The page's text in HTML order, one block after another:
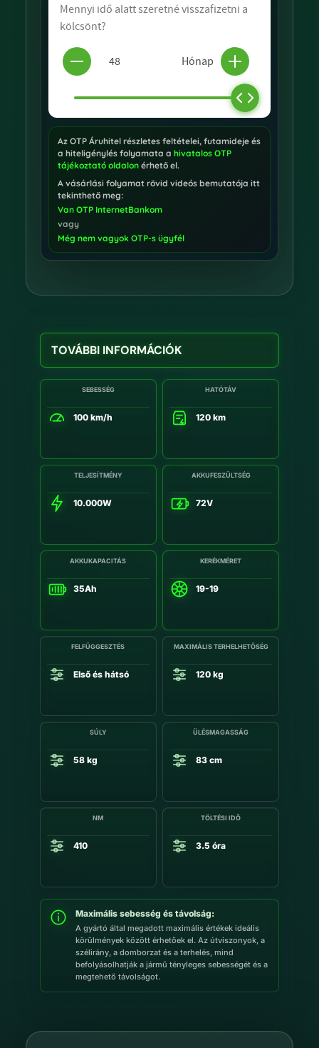
Az OTP Áruhitel részletes feltételei, futamideje és
a hiteligénylés folyamata a hivatalos OTP
tájékoztató oldalonérhető el.
A vásárlási folyamat rövid videós bemutatója itt
tekinthető meg:
Van OTP InternetBankom
vagy
Még nem vagyok OTP-s ügyfél
TOVÁBBI INFORMÁCIÓK
SEBESSÉG
100 km/h
HATÓTÁV
120 km
TELJESÍTMÉNY
10.000W
AKKUFESZÜLTSÉG
72V
AKKUKAPACITÁS
35Ah
KERÉKMÉRET
19-19
FELFÜGGESZTÉS
Első és hátsó
MAXIMÁLIS TERHELHETŐSÉG
120 kg
SÚLY
58 kg
ÜLÉSMAGASSÁG
83 cm
NM
410
TÖLTÉSI IDŐ
3.5 óra
Maximális sebesség és távolság:
A gyártó által megadott maximális értékek ideális
körülmények között érhetőek el. Az útviszonyok, a
szélirány, a domborzat és a terhelés, mind
befolyásolhatják a jármű tényleges sebességét és a
megtehető távolságot.